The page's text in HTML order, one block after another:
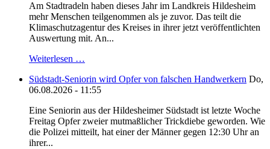
Am Stadtradeln haben dieses Jahr im Landkreis Hildesheim
mehr Menschen teilgenommen als je zuvor. Das teilt die
Klimaschutzagentur des Kreises in ihrer jetzt veröffentlichten
Auswertung mit. An...
Weiterlesen …
Südstadt-Seniorin wird Opfer von falschen Handwerkern Do,
06.08.2026 - 11:55
Eine Seniorin aus der Hildesheimer Südstadt ist letzte Woche
Freitag Opfer zweier mutmaßlicher Trickdiebe geworden. Wie
die Polizei mitteilt, hat einer der Männer gegen 12:30 Uhr an
ihrer...